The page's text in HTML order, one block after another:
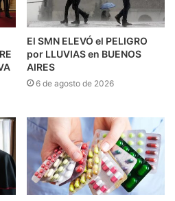
El SMN ELEVÓ el PELIGRO
por LLUVIAS en BUENOS
AIRES
6 de agosto de 2026